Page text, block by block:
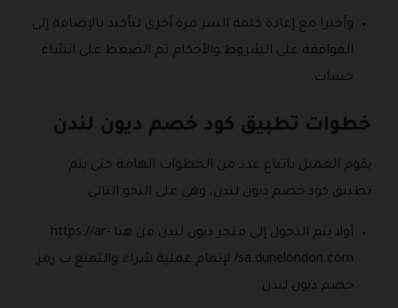
وأخيرا مع إعادة كلمة السر مرة أخرى لتأكيد بالإضافة إلى
الموافقة على الشروط والأحكام ثم الضغط على انشاء
حساب.
خطوات تطبيق كود خصم ديون لندن
يقوم العميل باتباع عدد من الخطوات الهامة حتى يتم
تطبيق كود خصم ديون لندن، وهي على النحو التالي:
أولا يتم الدخول إلى متجر ديون لندن من هنا https://ar-
sa.dunelondon.com/ لإتمام عملية شراء والتمتع ب رمز
خصم ديون لندن.